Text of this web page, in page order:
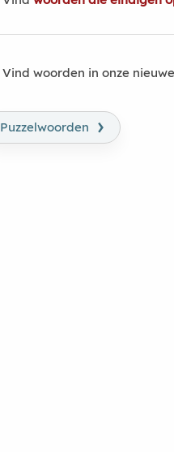
Vind woorden in onze
Puzzelwoorden ›